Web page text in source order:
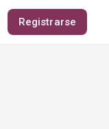
Registrarse